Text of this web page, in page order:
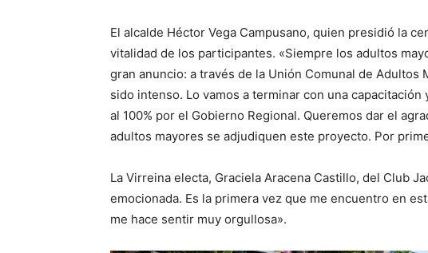
El alcalde Héctor Vega Campusano, quien presidió la
vitalidad de los participantes. «Siempre los adultos
gran anuncio: a través de la Unión Comunal de
sido intenso. Lo vamos a terminar con una
al 100% por el Gobierno Regional. Queremos dar el
adultos mayores se adjudiquen este proyecto. Por
La Virreina electa, Graciela Aracena Castillo, del Club
emocionada. Es la primera vez que me encuentro en
me hace sentir muy orgullosa».